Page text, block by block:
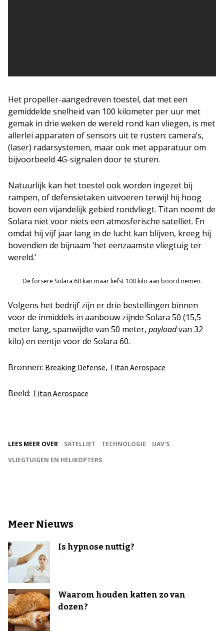
Het propeller-aangedreven toestel, dat met een
gemiddelde snelheid van 100 kilometer per uur met
gemak in drie weken de wereld rond kan vliegen, is met
allerlei apparaten of sensors uit te rusten: camera’s,
(laser) radarsystemen, maar ook met apparatuur om
bijvoorbeeld 4G-signalen door te sturen.
Natuurlijk kan het toestel ook worden ingezet bij
rampen, of defensietaken uitvoeren terwijl hij hoog
boven een vijandelijk gebied rondvliegt. Titan noemt de
Solara niet voor niets een atmosferische satelliet. En
omdat hij vijf jaar lang in de lucht kan blijven, kreeg hij
bovendien de bijnaam ‘het eenzaamste vliegtuig ter
wereld.’
De forsere Solara 60 kan maar liefst 100 kilo aan boord nemen.
Volgens het bedrijf zijn er drie bestellingen binnen
voor de inmiddels in aanbouw zijnde Solara 50 (15,5
meter lang, spanwijdte van 50 meter, payloadvan 32
kilo) en eentje voor de Solara 60.
Bronnen: Breaking Defense, Titan Aerospace
Beeld: Titan Aerospace
LEES MEER OVER SATELLIET TECHNOLOGIE
UAV'S
VLIEGTUIGEN EN HELIKOPTERS
Meer Nieuws
Is hypnose nuttig?
Waarom houden katten zo van
dozen?